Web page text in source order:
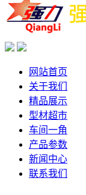
网站首页
关于我们
精品展示
型材超市
车间一角
产品参数
新闻中心
联系我们